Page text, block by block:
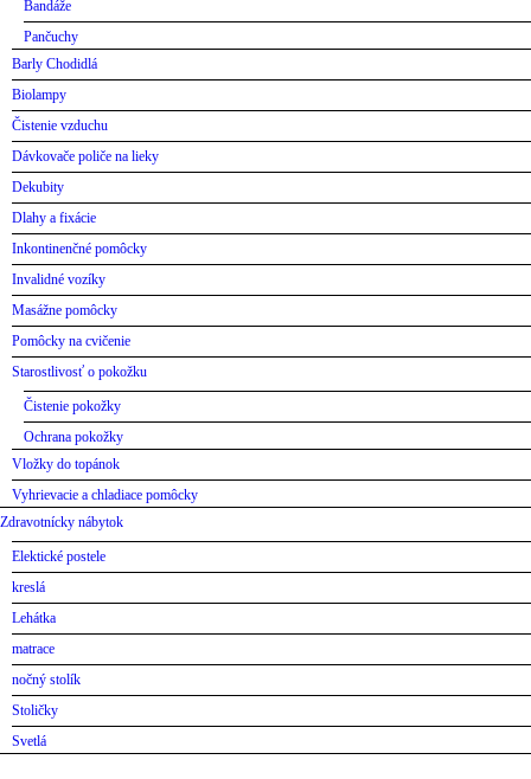
Bandáže
Pančuchy
Barly Chodidlá
Biolampy
Čistenie vzduchu
Dávkovače poliče na lieky
Dekubity
Dlahy a fixácie
Inkontinenčné pomôcky
Invalidné vozíky
Masážne pomôcky
Pomôcky na cvičenie
Starostlivosť o pokožku
Čistenie pokožky
Ochrana pokožky
Vložky do topánok
Vyhrievacie a chladiace pomôcky
Zdravotnícky nábytok
Elektické postele
kreslá
Lehátka
matrace
nočný stolík
Stoličky
Svetlá